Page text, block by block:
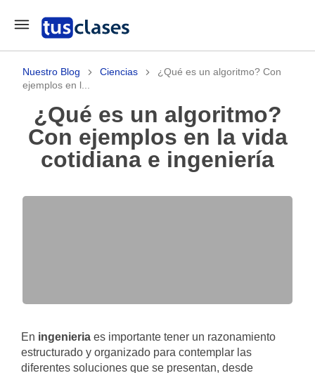
Nuestro Blog Ciencias
¿Qué es un algoritmo? Con
ejemplos en l...
¿Qué es un algoritmo?
Con ejemplos en la vida
cotidiana e ingeniería
En ingenieria es importante tener un razonamiento
estructurado y organizado para contemplar las
diferentes soluciones que se presentan, desde